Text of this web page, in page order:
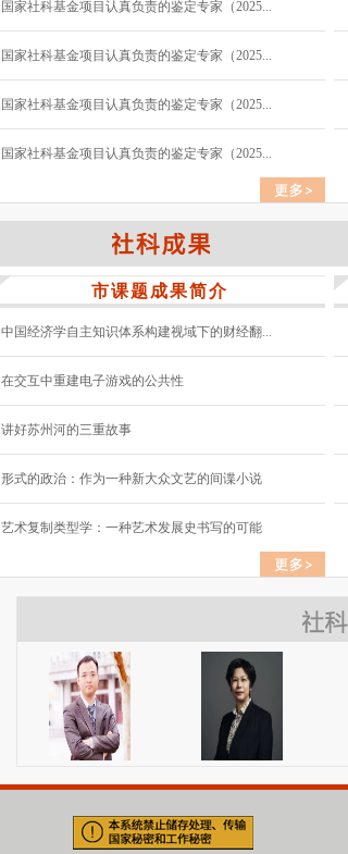
国家社科基金项目认真负责的鉴定专家（2025...
国家社科基金项目认真负责的鉴定专家（2025...
国家社科基金项目认真负责的鉴定专家（2025...
国家社科基金项目认真负责的鉴定专家（2025...
市课题成果简介
中国经济学自主知识体系构建视域下的财经翻...
在交互中重建电子游戏的公共性
讲好苏州河的三重故事
形式的政治：作为一种新大众文艺的间谍小说
艺术复制类型学：一种艺术发展史书写的可能